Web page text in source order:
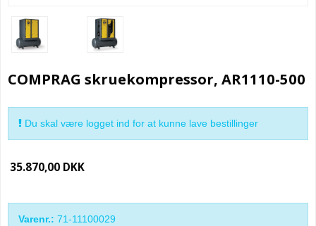
COMPRAG skruekompressor, AR1110-500
Du skal være logget ind for at kunne lave bestillinger
35.870,00 DKK
Varenr.: 71-11100029